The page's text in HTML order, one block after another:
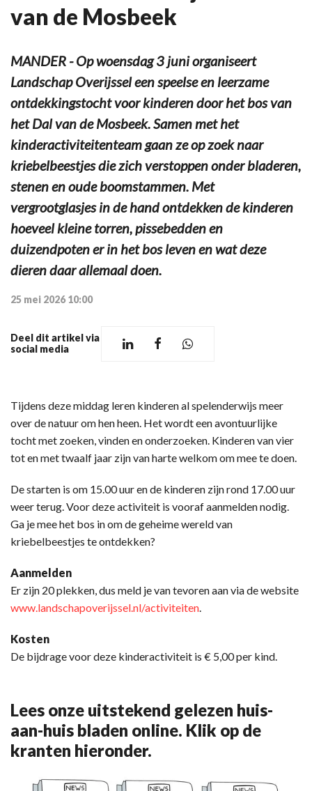
van de Mosbeek
MANDER - Op woensdag 3 juni organiseert
Landschap Overijssel een speelse en leerzame
ontdekkingstocht voor kinderen door het bos van
het Dal van de Mosbeek. Samen met het
kinderactiviteitenteam gaan ze op zoek naar
kriebelbeestjes die zich verstoppen onder bladeren,
stenen en oude boomstammen. Met
vergrootglasjes in de hand ontdekken de kinderen
hoeveel kleine torren, pissebedden en
duizendpoten er in het bos leven en wat deze
dieren daar allemaal doen.
25 mei 2026 10:00
Deel dit artikel via
social media
Tijdens deze middag leren kinderen al spelenderwijs meer
over de natuur om hen heen. Het wordt een avontuurlijke
tocht met zoeken, vinden en onderzoeken. Kinderen van vier
tot en met twaalf jaar zijn van harte welkom om mee te doen.
De starten is om 15.00 uur en de kinderen zijn rond 17.00 uur
weer terug. Voor deze activiteit is vooraf aanmelden nodig.
Ga je mee het bos in om de geheime wereld van
kriebelbeestjes te ontdekken?
Aanmelden
Er zijn 20 plekken, dus meld je van tevoren aan via de website
www.landschapoverijssel.nl/activiteiten
Kosten
De bijdrage voor deze kinderactiviteit is € 5,00 per kind.
Lees onze uitstekend gelezen huis-
aan-huis bladen online. Klik op de
kranten hieronder.